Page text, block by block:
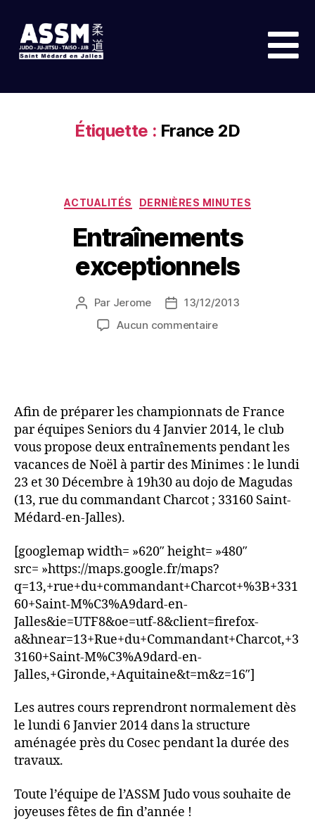
Étiquette : France 2D
ACTUALITÉS DERNIÈRES MINUTES
Entraînements
exceptionnels
Par Jerome
13/12/2013
Aucun commentaire
Afin de préparer les championnats de France
par équipes Seniors du 4 Janvier 2014, le club
vous propose deux entraînements pendant les
vacances de Noël à partir des Minimes : le lundi
23 et 30 Décembre à 19h30 au dojo de Magudas
(13, rue du commandant Charcot ; 33160 Saint-
Médard-en-Jalles).
[googlemap width= »620″ height= »480″
src= »https://maps.google.fr/maps?
q=13,+rue+du+commandant+Charcot+%3B+331
60+Saint-M%C3%A9dard-en-
Jalles&ie=UTF8&oe=utf-8&client=firefox-
a&hnear=13+Rue+du+Commandant+Charcot,+3
3160+Saint-M%C3%A9dard-en-
Jalles,+Gironde,+Aquitaine&t=m&z=16″]
Les autres cours reprendront normalement dès
le lundi 6 Janvier 2014 dans la structure
aménagée près du Cosec pendant la durée des
travaux.
Toute l’équipe de l’ASSM Judo vous souhaite de
joyeuses fêtes de fin d’année !